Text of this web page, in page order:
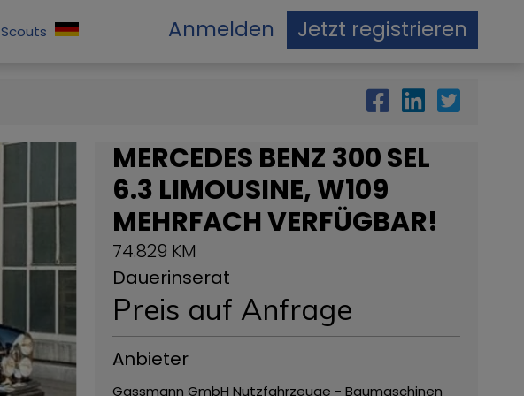
Scouts Anmelden Jetzt registrieren
MERCEDES BENZ 300 SEL
6.3 LIMOUSINE, W109
MEHRFACH VERFÜGBAR!
74.829 KM
Dauerinserat
Preis auf Anfrage
Anbieter
Gassmann GmbH Nutzfahrzeuge - Baumaschinen